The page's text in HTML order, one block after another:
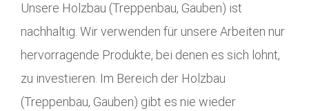
Unsere Holzbau (Treppenbau, Gauben) ist
nachhaltig. Wir verwenden für unsere Arbeiten nur
hervorragende Produkte, bei denen es sich lohnt,
zu investieren. Im Bereich der Holzbau
(Treppenbau, Gauben) gibt es nie wieder